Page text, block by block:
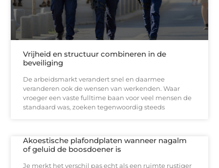
Vrijheid en structuur combineren in de
beveiliging
De arbeidsmarkt verandert snel en daarmee
veranderen ook de wensen van werkenden. Waar
vroeger een vaste fulltime baan voor veel mensen de
standaard was, zoeken tegenwoordig steeds
Akoestische plafondplaten wanneer nagalm
of geluid de boosdoener is
Je merkt het verschil pas echt als een ruimte rustiger